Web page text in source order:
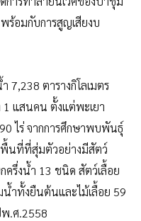
ร้อมกับการสูญเสียงบ
7,238 ตารางกิโลเมตร
1 แสนคน ตั้งแต่พะเยา
ไร่ จากการศึกษาพบพันธุ์
นที่ที่สุ่มตัวอย่างมีสัตว์
ครึ่งน้ำ 13 ชนิด สัตว์เลื้อย
ทั้งยืนต้นและไม้เลื้อย 59
พ.ศ.2558